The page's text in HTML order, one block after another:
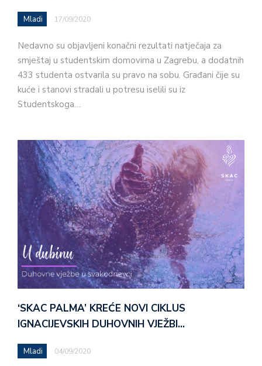
Mladi 17/09/2020
Nedavno su objavljeni konačni rezultati natječaja za
smještaj u studentskim domovima u Zagrebu, a dodatnih
433 studenta ostvarila su pravo na sobu. Građani čije su
kuće i stanovi stradali u potresu iselili su iz
Studentskoga…
‘SKAC PALMA’ KREĆE NOVI CIKLUS
IGNACIJEVSKIH DUHOVNIH VJEŽBI…
Mladi 04/09/2020